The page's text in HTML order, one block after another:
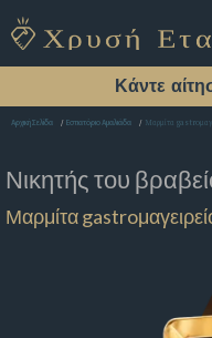
Κάντε
Αρχική Σελίδα Εστιατόριο Αμαλιάδα Μαρμίτα
Νικητής του
Μαρμίτα